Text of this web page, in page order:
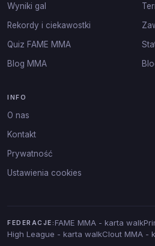
Wyniki gal
Rekordy i ciekawostki
Quiz FAME MMA
Blog MMA
INFO
O nas
Kontakt
Prywatność
Ustawienia cookies
FEDERACJE: FAME MMA - karta walk
High League - karta walkClout MMA -